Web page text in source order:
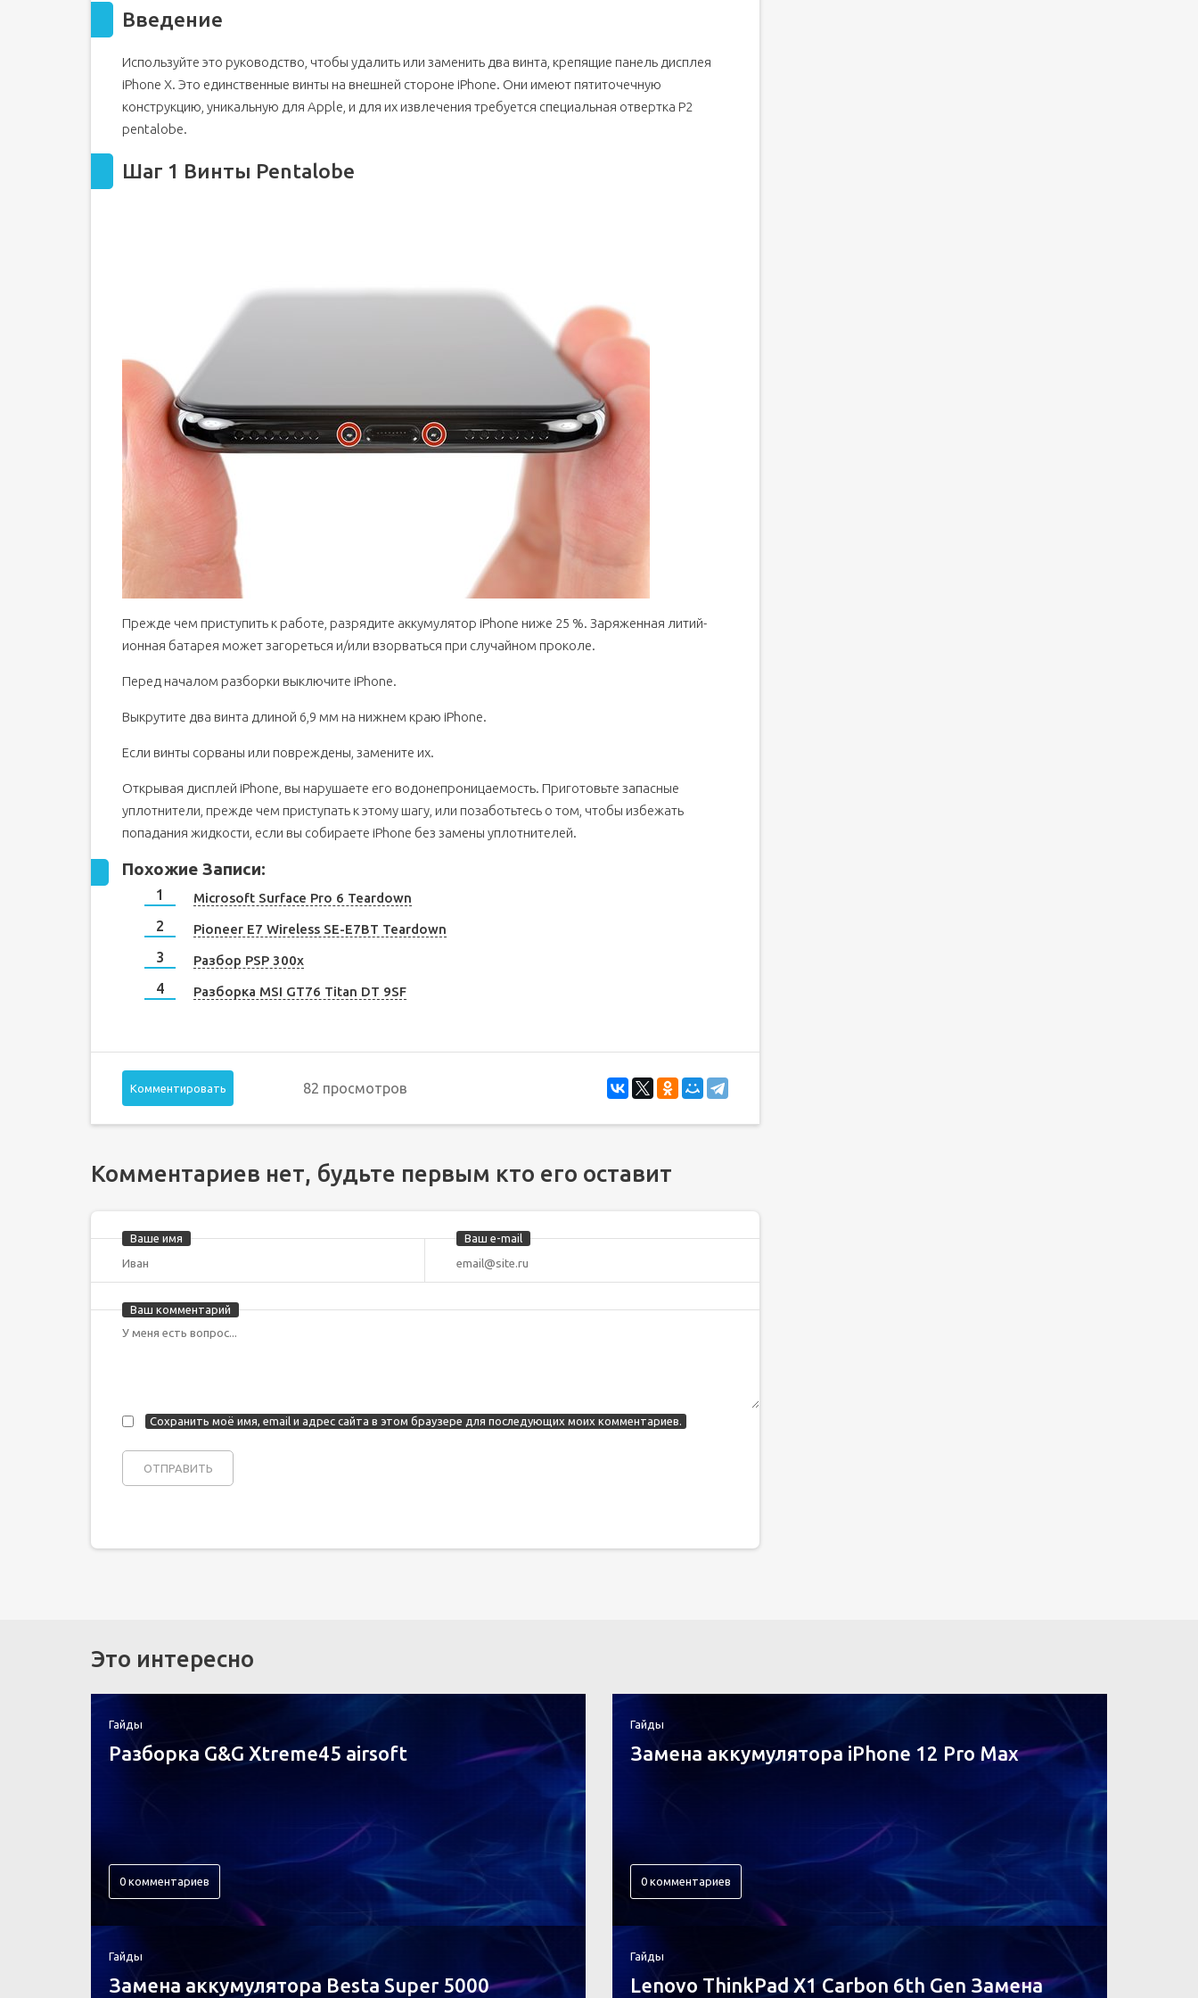
Введение
Используйте это руководство, чтобы удалить или заменить два винта, крепящие панель дисплея
iPhone X. Это единственные винты на внешней стороне iPhone. Они имеют пятиточечную
конструкцию, уникальную для Apple, и для их извлечения требуется специальная отвертка P2
pentalobe.
Шаг 1 Винты Pentalobe
Прежде чем приступить к работе, разрядите аккумулятор iPhone ниже 25 %. Заряженная литий-
ионная батарея может загореться и/или взорваться при случайном проколе.
Перед началом разборки выключите iPhone.
Выкрутите два винта длиной 6,9 мм на нижнем краю iPhone.
Если винты сорваны или повреждены, замените их.
Открывая дисплей iPhone, вы нарушаете его водонепроницаемость. Приготовьте запасные
уплотнители, прежде чем приступать к этому шагу, или позаботьтесь о том, чтобы избежать
попадания жидкости, если вы собираете iPhone без замены уплотнителей.
Похожие Записи:
Microsoft Surface Pro 6 Teardown
Pioneer E7 Wireless SE-E7BT Teardown
Разбор PSP 300x
Разборка MSI GT76 Titan DT 9SF
Комментировать 82 просмотров
Комментариев нет, будьте первым кто его оставит
Ваше имя Ваш e-mail
Ваш комментарий
Сохранить моё имя, email и адрес сайта в этом браузере для последующих моих комментариев.
Это интересно
Гайды
Разборка G&G Xtreme45 airsoft
0 комментариев
Гайды
Замена аккумулятора iPhone 12 Pro Max
0 комментариев
Гайды
Замена аккумулятора Besta Super 5000
Гайды
Lenovo ThinkPad X1 Carbon 6th Gen Замена